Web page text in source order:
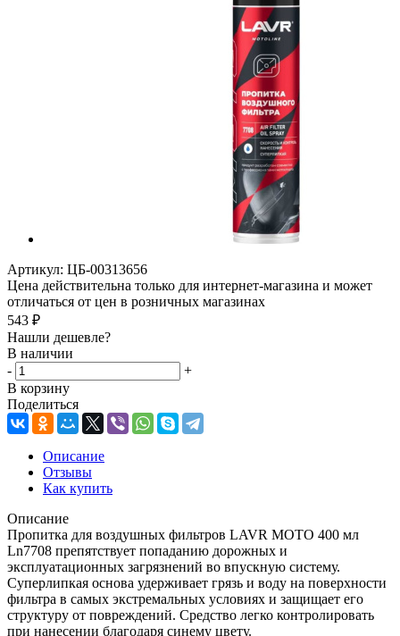
Артикул: ЦБ-00313656
Цена действительна только для интернет-магазина и может
отличаться от цен в розничных магазинах
543 ₽
Нашли дешевле?
В наличии
-
+
В корзину
Поделиться
Описание
Отзывы
Как купить
Описание
Пропитка для воздушных фильтров LAVR MOTO 400 мл
Ln7708 препятствует попаданию дорожных и
эксплуатационных загрязнений во впускную систему.
Суперлипкая основа удерживает грязь и воду на поверхности
фильтра в самых экстремальных условиях и защищает его
структуру от повреждений. Средство легко контролировать
при нанесении благодаря синему цвету.